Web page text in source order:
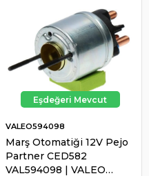
Marş Otomatiği 12V Pejo
Partner CED582
VAL594098 | VALEO
VALEO594098